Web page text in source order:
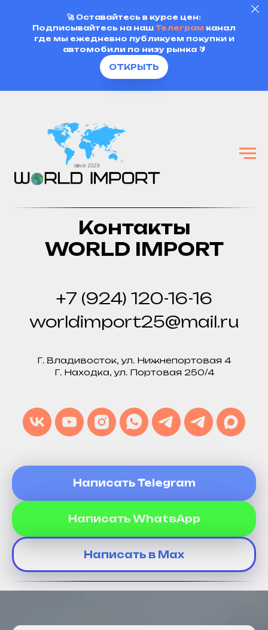
🚀 Оставайтесь в курсе цен:
Подписывайтесь на наш Телеграм канал
где мы ежедневно публикуем покупки и
автомобили по низу рынка 🔰
ОТКРЫТЬ
Контакты
WORLD IMPORT
+7 (924) 120-16-16
worldimport25@mail.ru
Г. Владивосток, ул. Нижнепортовая 4
Г. Находка, ул. Портовая 250/4
Написать Telegram
Написать WhatsApp
Написать в Max